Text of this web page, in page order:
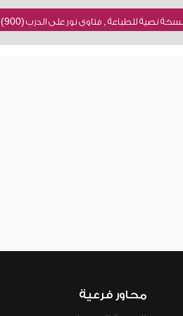
نصية للطباعة , فتاوى نور على الدرب (900) للشيخ : عبد العزيز بن باز
محاور فرعية